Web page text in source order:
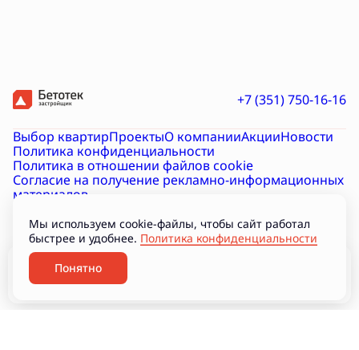
+7 (351) 750-16-16
Выбор квартирПроектыО компанииАкцииНовости
Политика конфиденциальности
Политика в отношении файлов cookie
Согласие на получение рекламно-информационных
материалов
Проектная декларация на наш.дом.рфДокументы
Подборки
Разработано
Мы используем cookie-файлы, чтобы сайт работал
быстрее и удобнее. Политика конфиденциальности
Понятно